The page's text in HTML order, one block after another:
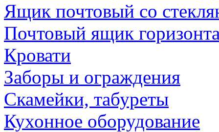
Ящик почтовый со
Почтовый ящик
Кровати
Заборы и ограждения
Скамейки, табуреты
Кухонное оборудование